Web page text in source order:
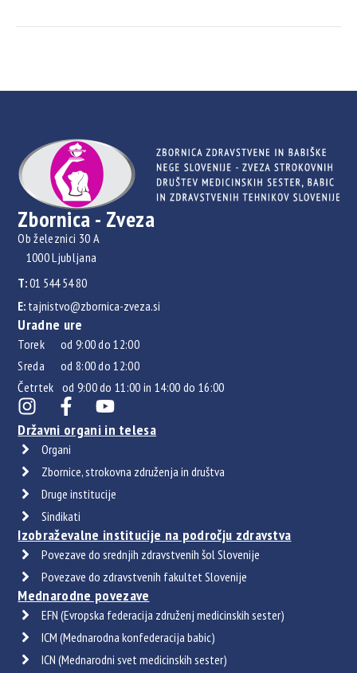
Zbornica - Zveza
Ob železnici 30 A
1000 Ljubljana
T:01 544 54 80
E: tajnistvo@zbornica-zveza.si
Uradne ure
Torek od 9:00 do 12:00
Sreda od 8:00 do 12:00
Četrtek od 9:00 do 11:00 in 14:00 do 16:00
Državni organi in telesa
Organi
Zbornice, strokovna združenja in društva
Druge institucije
Sindikati
Izobraževalne institucije na področju zdravstva
Povezave do srednjih zdravstvenih šol Slovenije
Povezave do zdravstvenih fakultet Slovenije
Mednarodne povezave
EFN (Evropska federacija združenj medicinskih sester)
ICM (Mednarodna konfederacija babic)
ICN (Mednarodni svet medicinskih sester)